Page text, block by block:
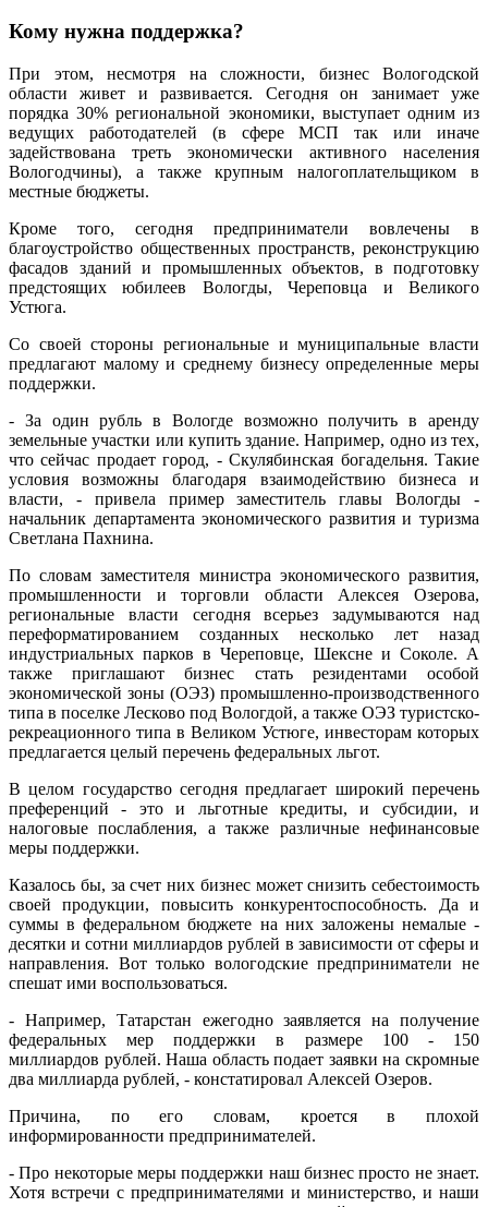
Кому нужна поддержка?
При этом, несмотря на сложности, бизнес Вологодской
области живет и развивается. Сегодня он занимает уже
порядка 30% региональной экономики, выступает одним из
ведущих работодателей (в сфере МСП так или иначе
задействована треть экономически активного населения
Вологодчины), а также крупным налогоплательщиком в
местные бюджеты.
Кроме того, сегодня предприниматели вовлечены в
благоустройство общественных пространств, реконструкцию
фасадов зданий и промышленных объектов, в подготовку
предстоящих юбилеев Вологды, Череповца и Великого
Устюга.
Со своей стороны региональные и муниципальные власти
предлагают малому и среднему бизнесу определенные меры
поддержки.
- За один рубль в Вологде возможно получить в аренду
земельные участки или купить здание. Например, одно из тех,
что сейчас продает город, - Скулябинская богадельня. Такие
условия возможны благодаря взаимодействию бизнеса и
власти, - привела пример заместитель главы Вологды -
начальник департамента экономического развития и туризма
Светлана Пахнина.
По словам заместителя министра экономического развития,
промышленности и торговли области Алексея Озерова,
региональные власти сегодня всерьез задумываются над
переформатированием созданных несколько лет назад
индустриальных парков в Череповце, Шексне и Соколе. А
также приглашают бизнес стать резидентами особой
экономической зоны (ОЭЗ) промышленно-производственного
типа в поселке Лесково под Вологдой, а также ОЭЗ туристско-
рекреационного типа в Великом Устюге, инвесторам которых
предлагается целый перечень федеральных льгот.
В целом государство сегодня предлагает широкий перечень
преференций - это и льготные кредиты, и субсидии, и
налоговые послабления, а также различные нефинансовые
меры поддержки.
Казалось бы, за счет них бизнес может снизить себестоимость
своей продукции, повысить конкурентоспособность. Да и
суммы в федеральном бюджете на них заложены немалые -
десятки и сотни миллиардов руб­лей в зависимости от сферы и
направления. Вот только вологодские предприниматели не
спешат ими воспользоваться.
- Например, Татарстан ежегодно заявляется на получение
федеральных мер поддержки в размере 100 - 150
миллиардов рублей. Наша область подает заявки на скромные
два миллиарда рублей, - констатировал Алексей Озеров.
Причина, по его словам, кроется в плохой
информированности предпринимателей.
- Про некоторые меры поддержки наш бизнес просто не знает.
Хотя встречи с предпринимателями и министерство, и наши